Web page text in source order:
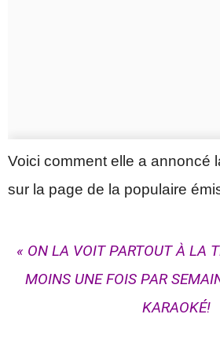
Voici comment elle a annoncé
sur la page de la populaire
« ON LA VOIT PARTOUT À LA
MOINS UNE FOIS PAR
KARAOKÉ!